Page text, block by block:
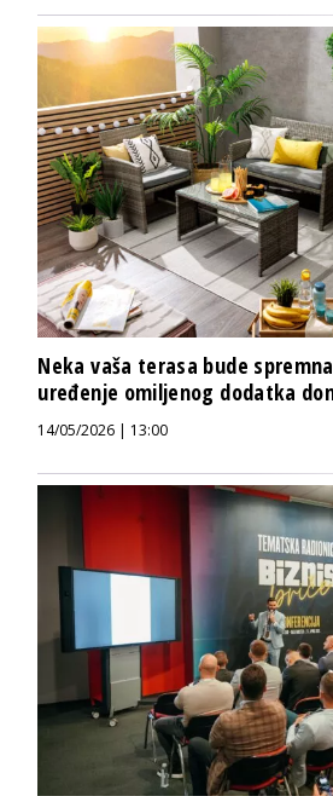
Neka vaša terasa bude
uređenje omiljenog dodatka
14/05/2026 | 13:00